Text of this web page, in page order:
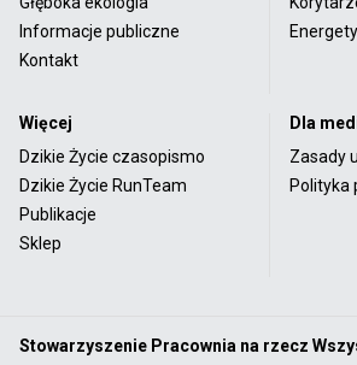
Informacje publiczne
Kontakt
Więcej
Dzikie Życie czasopismo
Dzikie Życie RunTeam
Publikacje
Sklep
Dla
Zasady
Polityka
Stowarzyszenie Pracownia na rzecz